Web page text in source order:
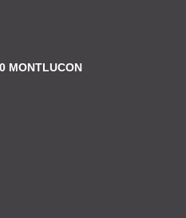
MONTLUCON